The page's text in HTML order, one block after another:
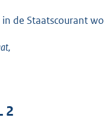
de Staatscourant
2